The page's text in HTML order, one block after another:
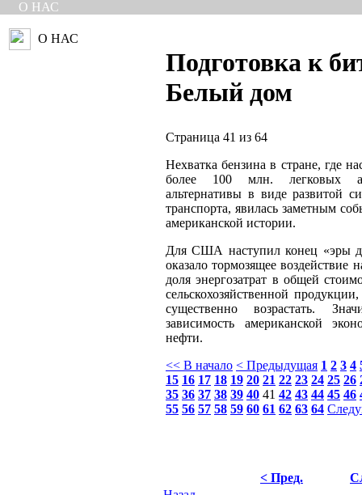
О НАС
О НАС
Подготовка к
Белый дом
Страница 41 из 64
Нехватка бензина в стране, где
более 100 млн. легковых
альтернативы в виде развитой
транспорта, явилась заметным
американской истории.
Для США наступил конец «эры
оказало тормозящее воздействие
доля энергозатрат в общей
сельскохозяйственной
существенно возрастать.
зависимость американской
нефти.
<< В начало < Предыдущая 1 2 3 4
15 16 17 18 19 20 21 22 23 24 25 26
35 36 37 38 39 40 41 42 43 44 45 46
55 56 57 58 59 60 61 62 63 64
< Пред.